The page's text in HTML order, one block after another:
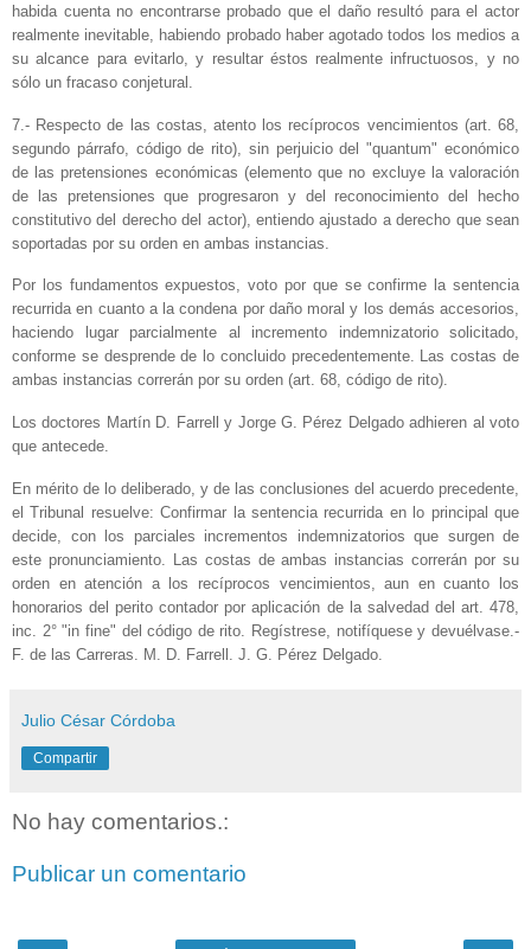
habida cuenta no encontrarse probado que el daño resultó para el actor
realmente inevitable, habiendo probado haber agotado todos los medios a
su alcance para evitarlo, y resultar éstos realmente infructuosos, y no
sólo un fracaso conjetural.
7.- Respecto de las costas, atento los recíprocos vencimientos (art. 68,
segundo párrafo, código de rito), sin perjuicio del "quantum" económico
de las pretensiones económicas (elemento que no excluye la valoración
de las pretensiones que progresaron y del reconocimiento del hecho
constitutivo del derecho del actor), entiendo ajustado a derecho que sean
soportadas por su orden en ambas instancias.
Por los fundamentos expuestos, voto por que se confirme la sentencia
recurrida en cuanto a la condena por daño moral y los demás accesorios,
haciendo lugar parcialmente al incremento indemnizatorio solicitado,
conforme se desprende de lo concluido precedentemente. Las costas de
ambas instancias correrán por su orden (art. 68, código de rito).
Los doctores Martín D. Farrell y Jorge G. Pérez Delgado adhieren al voto
que antecede.
En mérito de lo deliberado, y de las conclusiones del acuerdo precedente,
el Tribunal resuelve: Confirmar la sentencia recurrida en lo principal que
decide, con los parciales incrementos indemnizatorios que surgen de
este pronunciamiento. Las costas de ambas instancias correrán por su
orden en atención a los recíprocos vencimientos, aun en cuanto los
honorarios del perito contador por aplicación de la salvedad del art. 478,
inc. 2° "in fine" del código de rito. Regístrese, notifíquese y devuélvase.-
F. de las Carreras. M. D. Farrell. J. G. Pérez Delgado.
Julio César Córdoba
Compartir
No hay comentarios.:
Publicar un comentario